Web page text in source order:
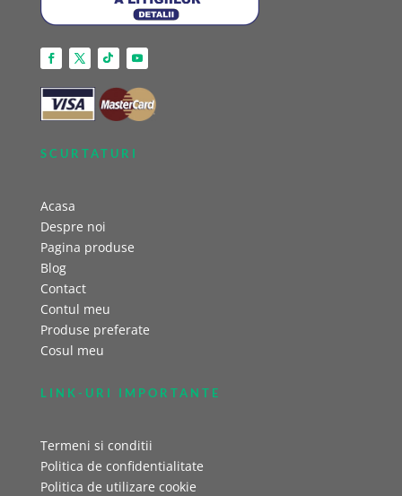
SCURTATURI
Acasa
Despre noi
Pagina produse
Blog
Contact
Contul meu
Produse preferate
Cosul meu
LINK-URI IMPORTANTE
Termeni si conditii
Politica de confidentialitate
Politica de utilizare cookie